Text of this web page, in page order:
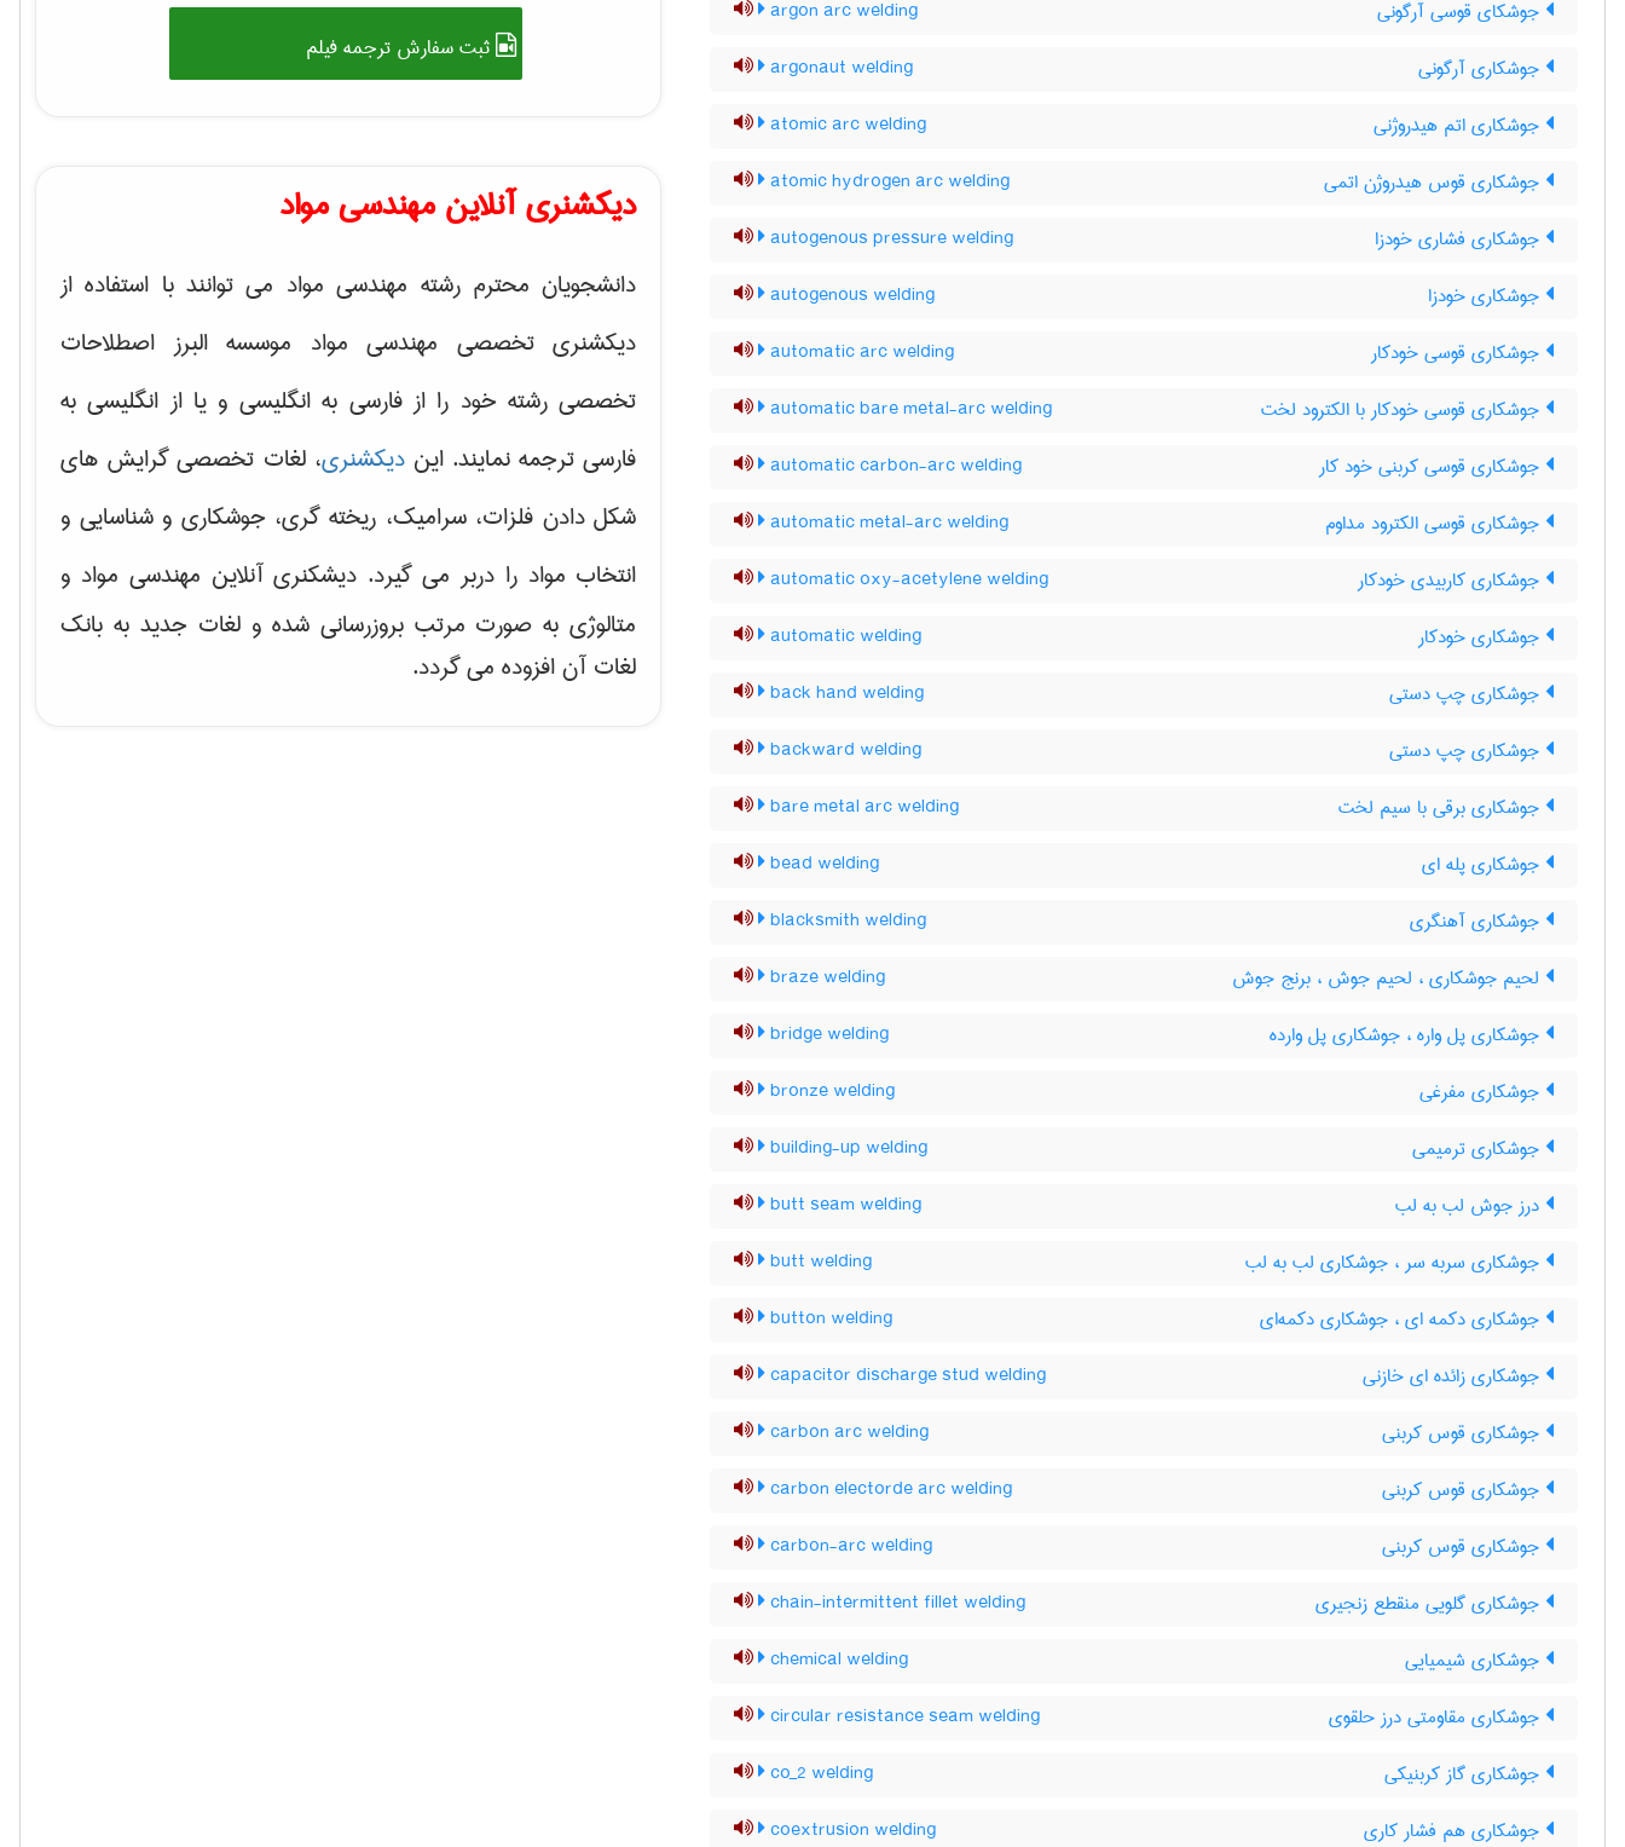
جوشکای قوسی آرگونی argon arc welding
جوشکاری آرگونی argonaut welding
جوشکاری اتم هیدروژنی atomic arc welding
جوشکاری قوس هیدروژن اتمی atomic hydrogen arc welding
جوشکاری فشاری خودزا autogenous pressure welding
جوشکاری خودزا autogenous welding
جوشکاری قوسی خودکار automatic arc welding
جوشکاری قوسی خودکار با الکترود لخت automatic bare metal-arc welding
جوشکاری قوسی کربنی خود کار automatic carbon-arc welding
جوشکاری قوسی الکترود مداوم automatic metal-arc welding
جوشکاری کاربیدی خودکار automatic oxy-acetylene welding
جوشکاری خودکار automatic welding
جوشکاری چپ دستی back hand welding
جوشکاری چپ دستی backward welding
جوشکاری برقی با سیم لخت bare metal arc welding
جوشکاری پله ای bead welding
جوشکاری آهنگری blacksmith welding
لحیم جوشکاری ، لحیم جوش ، برنج جوش braze welding
جوشکاری پل واره ، جوشکاری پل وارده bridge welding
جوشکاری مفرغی bronze welding
جوشکاری ترمیمی building-up welding
درز جوش لب به لب butt seam welding
جوشکاری سربه سر ، جوشکاری لب به لب butt welding
جوشکاری دکمه ای ، جوشکاری دکمه‌ای button welding
جوشکاری زائده ای خازنی capacitor discharge stud welding
جوشکاری قوس کربنی carbon arc welding
جوشکاری قوس کربنی carbon electorde arc welding
جوشکاری قوس کربنی carbon-arc welding
جوشکاری گلویی منقطع زنجیری chain-intermittent fillet welding
جوشکاری شیمیایی chemical welding
جوشکاری مقاومتی درز حلقوی circular resistance seam welding
جوشکاری گاز کربنیکی co_2 welding
جوشکاری هم فشار کاری coextrusion welding
ثبت سفارش ترجمه فیلم
دیکشنری آنلاین مهندسی مواد
دانشجویان محترم رشته مهندسی مواد می توانند با استفاده از
دیکشنری تخصصی مهندسی مواد موسسه البرز اصطلاحات
تخصصی رشته خود را از فارسی به انگلیسی و یا از انگلیسی به
فارسی ترجمه نمایند. ایندیکشنری، لغات تخصصی گرایش های
شکل دادن فلزات، سرامیک، ریخته گری، جوشکاری و شناسایی و
انتخاب مواد را دربر می گیرد. دیشکنری آنلاین مهندسی مواد و
متالوژی به صورت مرتب بروزرسانی شده و لغات جدید به بانک
لغات آن افزوده می گردد.